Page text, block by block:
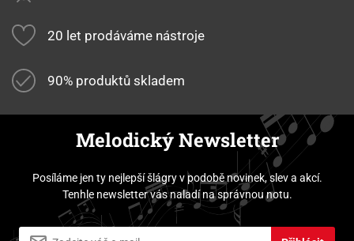
20 let prodáváme nástroje
90% produktů skladem
Melodický Newsletter
Posíláme jen ty nejlepší šlágry v podobě novinek, slev a akcí.
Tenhle newsletter vás naladí na správnou notu.